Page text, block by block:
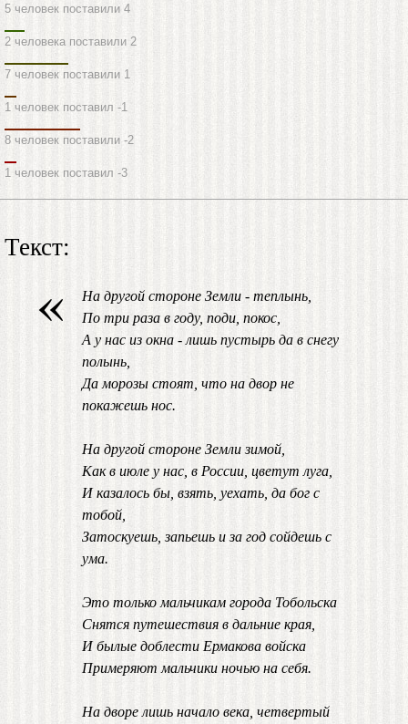
5 человек поставили 4
2 человека поставили 2
7 человек поставили 1
1 человек поставил -1
8 человек поставили -2
1 человек поставил -3
Текст:
«
На другой стороне Земли - теплынь,
По три раза в году, поди, покос,
А у нас из окна - лишь пустырь да в снегу
полынь,
Да морозы стоят, что на двор не
покажешь нос.
На другой стороне Земли зимой,
Как в июле у нас, в России, цветут луга,
И казалось бы, взять, уехать, да бог с
тобой,
Затоскуешь, запьешь и за год сойдешь с
ума.
Это только мальчикам города Тобольска
Снятся путешествия в дальние края,
И былые доблести Ермакова войска
Примеряют мальчики ночью на себя.
На дворе лишь начало века, четвертый